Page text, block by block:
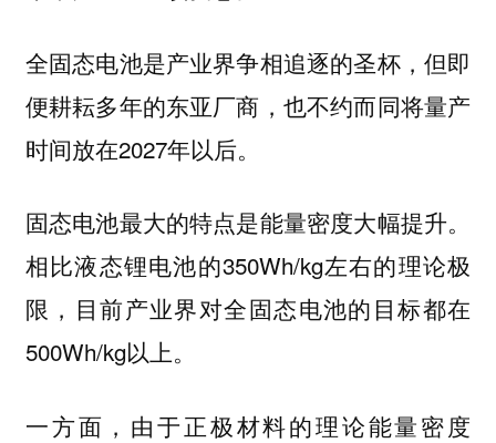
全固态电池是产业界争相追逐的圣杯，但即
便耕耘多年的东亚厂商，也不约而同将量产
时间放在2027年以后。
固态电池最大的特点是能量密度大幅提升。
相比液态锂电池的350Wh/kg左右的理论极
限，目前产业界对全固态电池的目标都在
500Wh/kg以上。
一方面，由于正极材料的理论能量密度